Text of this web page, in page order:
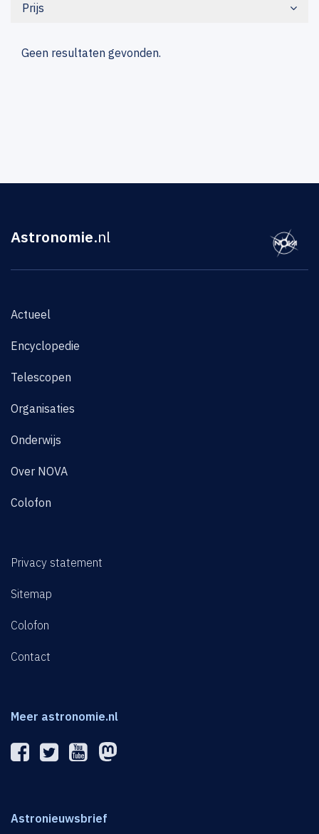
Prijs
Geen resultaten gevonden.
Astronomie.nl
Actueel
Encyclopedie
Telescopen
Organisaties
Onderwijs
Over NOVA
Colofon
Privacy statement
Sitemap
Colofon
Contact
Meer astronomie.nl
Astronieuwsbrief